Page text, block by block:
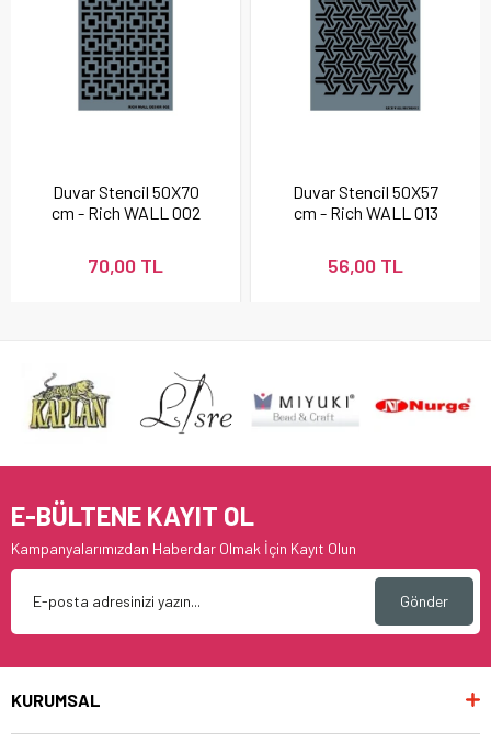
Duvar Stencil 50X70
cm - Rich WALL 002
70,00 TL
Duvar Stencil 50X57
cm - Rich WALL 013
56,00 TL
E-BÜLTENE KAYIT OL
Kampanyalarımızdan Haberdar Olmak İçin Kayıt Olun
Gönder
KURUMSAL